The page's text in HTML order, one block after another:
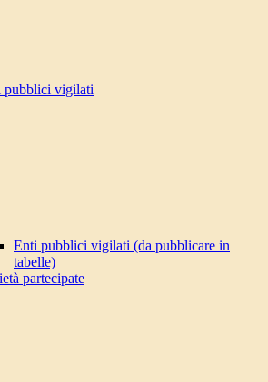
pubblici vigilati
Enti pubblici vigilati (da pubblicare in
tabelle)
partecipate